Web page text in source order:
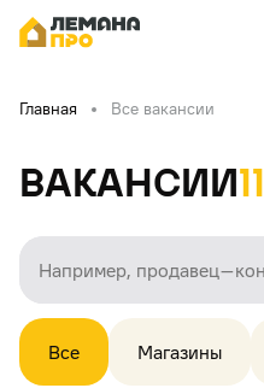
Главная Все вакансии
Вакансии11
Все Магазины